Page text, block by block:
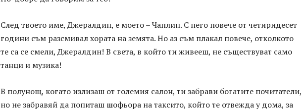
След твоето име, Джералдин, е моето – Чаплин. С него повече от четиридесет
години съм разсмивал хората на земята. Но аз съм плакал повече, отколкото
те са се смели, Джералдин! В света, в който ти живееш, не съществуват само
танци и музика!
В полунощ, когато излизаш от големия салон, ти забрави богатите почитатели,
но не забравяй да попиташ шофьора на таксито, който те отвежда у дома, за